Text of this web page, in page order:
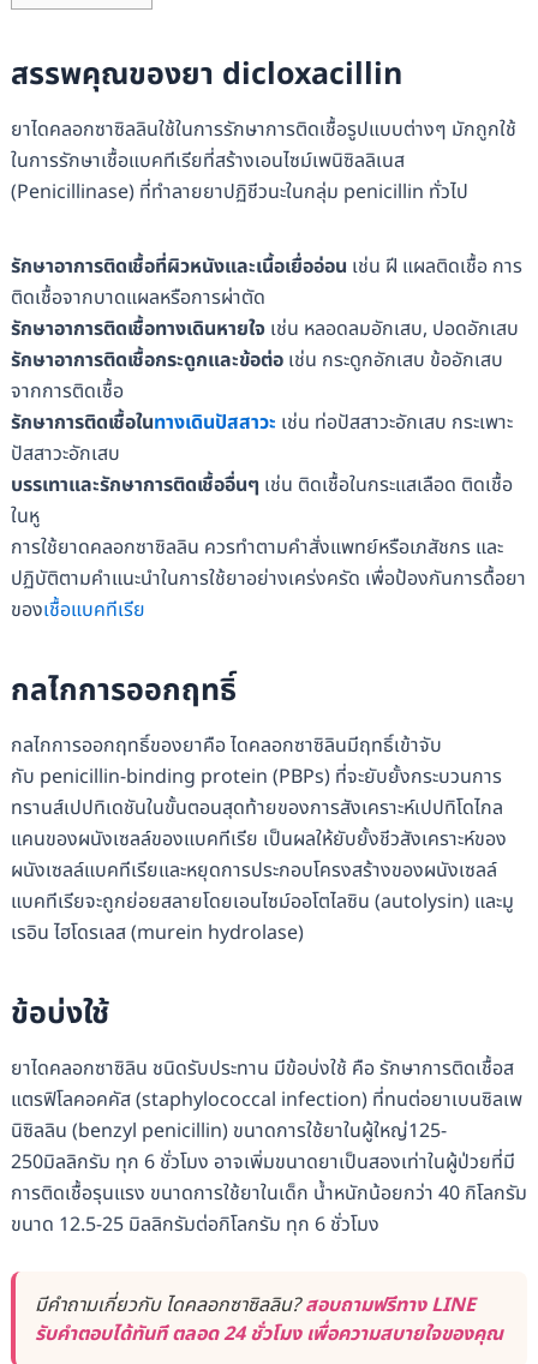
สรรพคุณของยา dicloxacillin
ยาไดคลอกซาซิลลินใช้ในการรักษาการติดเชื้อรูปแบบต่างๆ มักถูกใช้
ในการรักษาเชื้อแบคทีเรียที่สร้างเอนไซม์เพนิซิลลิเนส
(Penicillinase) ที่ทำลายยาปฏิชีวนะในกลุ่ม penicillin ทั่วไป
รักษาอาการติดเชื้อที่ผิวหนังและเนื้อเยื่ออ่อน เช่น ฝี แผลติดเชื้อ การ
ติดเชื้อจากบาดแผลหรือการผ่าตัด
รักษาอาการติดเชื้อทางเดินหายใจเช่น หลอดลมอักเสบ, ปอดอักเสบ
รักษาอาการติดเชื้อกระดูกและข้อต่อเช่น กระดูกอักเสบ ข้ออักเสบ
จากการติดเชื้อ
รักษาการติดเชื้อในทางเดินปัสสาวะ เช่น ท่อปัสสาวะอักเสบ กระเพาะ
ปัสสาวะอักเสบ
บรรเทาและรักษาการติดเชื้ออื่นๆ เช่น ติดเชื้อในกระแสเลือด ติดเชื้อ
ในหู
การใช้ยาดคลอกซาซิลลิน ควรทำตามคำสั่งแพทย์หรือเภสัชกร และ
ปฏิบัติตามคำแนะนำในการใช้ยาอย่างเคร่งครัด เพื่อป้องกันการดื้อยา
ของเชื้อแบคทีเรีย
กลไกการออกฤทธิ์
กลไกการออกฤทธิ์ของยาคือ ไดคลอกซาซิลินมีฤทธิ์เข้าจับ
กับ penicillin-binding protein (PBPs) ที่จะยับยั้งกระบวนการ
ทรานส์เปปทิเดชันในขั้นตอนสุดท้ายของการสังเคราะห์เปปทิโดไกล
แคนของผนังเซลล์ของแบคทีเรีย เป็นผลให้ยับยั้งชีวสังเคราะห์ของ
ผนังเซลล์แบคทีเรียและหยุดการประกอบโครงสร้างของผนังเซลล์
แบคทีเรียจะถูกย่อยสลายโดยเอนไซม์ออโตไลซิน (autolysin) และมู
เรอิน ไฮโดรเลส (murein hydrolase)
ข้อบ่งใช้
ยาไดคลอกซาซิลิน ชนิดรับประทาน มีข้อบ่งใช้ คือ รักษาการติดเชื้อส
แตรฟิโลคอคคัส (staphylococcal infection) ที่ทนต่อยาเบนซิลเพ
นิซิลลิน (benzyl penicillin) ขนาดการใช้ยาในผู้ใหญ่125-
250มิลลิกรัม ทุก 6 ชั่วโมง อาจเพิ่มขนาดยาเป็นสองเท่าในผู้ป่วยที่มี
การติดเชื้อรุนแรง ขนาดการใช้ยาในเด็ก น้ำหนักน้อยกว่า 40 กิโลกรัม
ขนาด 12.5-25 มิลลิกรัมต่อกิโลกรัม ทุก 6 ชั่วโมง
มีคำถามเกี่ยวกับ ไดคลอกซาซิลลิน?สอบถามฟรีทาง LINE
รับคำตอบได้ทันที ตลอด 24 ชั่วโมง เพื่อความสบายใจของคุณ